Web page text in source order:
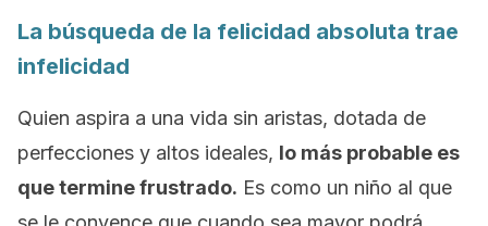
La búsqueda de la felicidad absoluta trae
infelicidad
Quien aspira a una vida sin aristas, dotada de
perfecciones y altos ideales, lo más probable es
que termine frustrado. Es como un niño al que